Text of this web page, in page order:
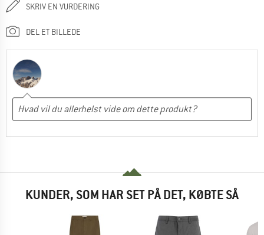
SKRIV EN VURDERING
DEL ET BILLEDE
KUNDER, SOM HAR SET PÅ DET, KØBTE SÅ